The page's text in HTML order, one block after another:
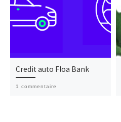
Credit auto Floa Bank
1 commentaire